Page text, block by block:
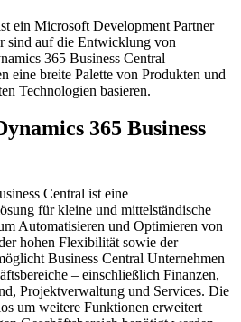
ein Microsoft Development Partner
sind auf die Entwicklung von
365 Business Central
eine breite Palette von Produkten und
Technologien basieren.
365 Business
Central ist eine
für kleine und mittelständische
Automatisieren und Optimieren von
hohen Flexibilität sowie der
Business Central Unternehmen
– einschließlich Finanzen,
Projektverwaltung und Services. Die
um weitere Funktionen erweitert